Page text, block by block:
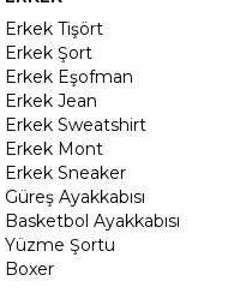
Erkek Tişört
Erkek Şort
Erkek Eşofman
Erkek Jean
Erkek Sweatshirt
Erkek Mont
Erkek Sneaker
Güreş Ayakkabısı
Basketbol Ayakkabısı
Yüzme Şortu
Boxer